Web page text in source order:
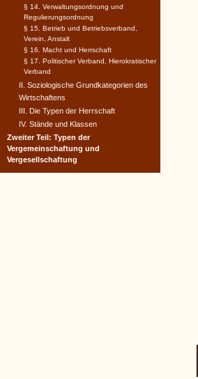
§ 14. Verwaltungsordnung und
Regulierungsordnung
§ 15. Betrieb und Betriebsverband,
Verein, Anstalt
§ 16. Macht und Herrschaft
§ 17. Politischer Verband, Hierokratischer
Verband
II. Soziologische Grundkategorien des
Wirtschaftens
III. Die Typen der Herrschaft
IV. Stände und Klassen
Zweiter Teil: Typen der
Vergemeinschaftung und
Vergesellschaftung